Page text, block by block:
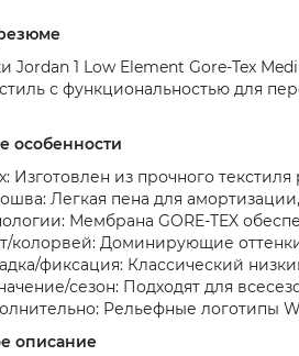
Jordan 1 Low Element Gore-Tex
с функциональностью для
особенности
Изготовлен из прочного
Легкая пена для
Мембрана GORE-TEX
колорвей: Доминирующие оттенки
фиксация: Классический
сезон: Подходят для
Рельефные логотипы
описание